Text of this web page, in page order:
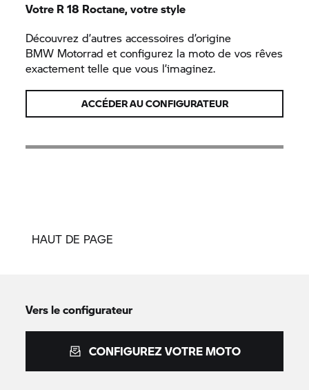
Votre R 18 Roctane, votre style
Découvrez d’autres accessoires d’origine
BMW Motorrad et configurez la moto de vos rêves
exactement telle que vous l’imaginez.
ACCÉDER AU CONFIGURATEUR
HAUT DE PAGE
Vers le configurateur
CONFIGUREZ VOTRE MOTO